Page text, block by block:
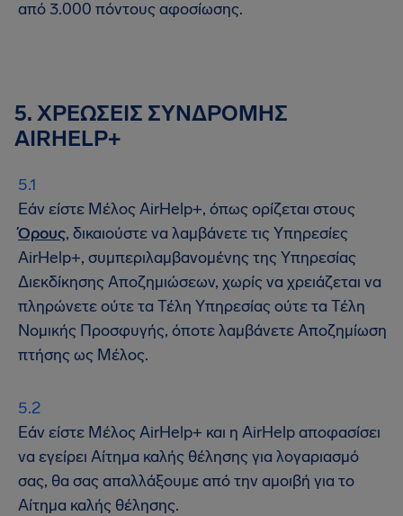
από 3.000 πόντους αφοσίωσης.
5. ΧΡΕΩΣΕΙΣ ΣΥΝΔΡΟΜΗΣ
AIRHELP+
Εάν είστε Μέλος AirHelp+, όπως ορίζεται στους
Όρους, δικαιούστε να λαμβάνετε τις Υπηρεσίες
AirHelp+, συμπεριλαμβανομένης της Υπηρεσίας
Διεκδίκησης Αποζημιώσεων, χωρίς να χρειάζεται να
πληρώνετε ούτε τα Τέλη Υπηρεσίας ούτε τα Τέλη
Νομικής Προσφυγής, όποτε λαμβάνετε Αποζημίωση
πτήσης ως Μέλος.
Εάν είστε Μέλος AirHelp+ και η AirHelp αποφασίσει
να εγείρει Αίτημα καλής θέλησης για λογαριασμό
σας, θα σας απαλλάξουμε από την αμοιβή για το
Αίτημα καλής θέλησης.